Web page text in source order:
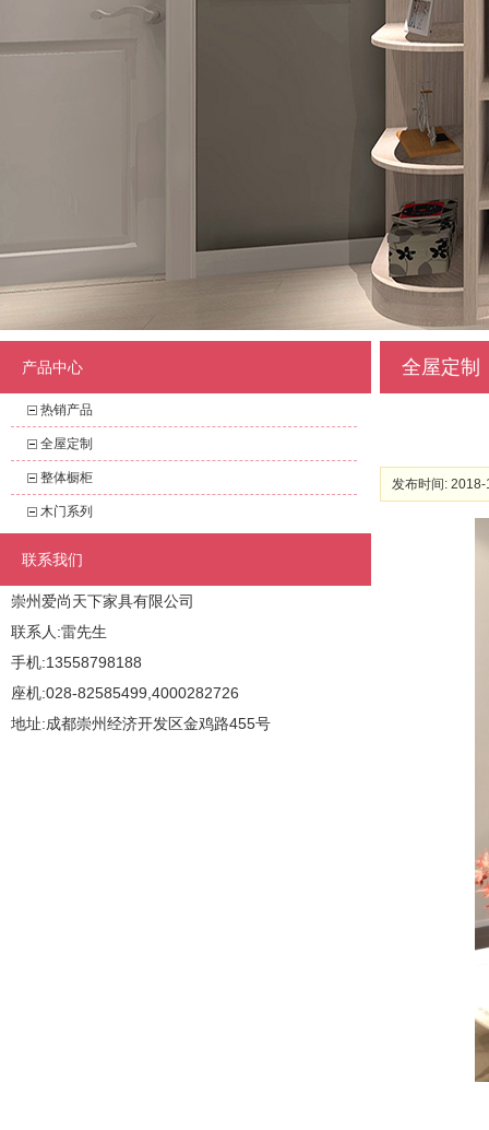
产品中心
热销产品
全屋定制
整体橱柜
木门系列
联系我们
崇州爱尚天下家具有限公司
联系人:雷先生
手机:13558798188
座机:028-82585499,4000282726
地址:成都崇州经济开发区金鸡路455号
全屋定制
发布时间: